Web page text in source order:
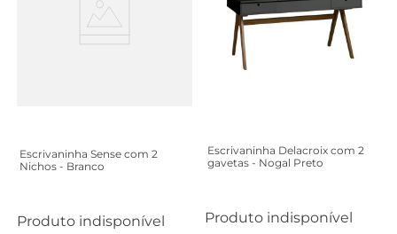
Escrivaninha Sense com 2
Nichos - Branco
Produto indisponível
Escrivaninha Delacroix com 2
gavetas - Nogal Preto
Produto indisponível